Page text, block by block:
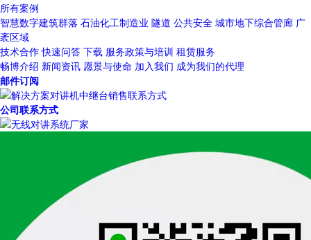
所有案例
智慧数字建筑群落 石油化工制造业 隧道 公共安全 城市地下综合管廊 广
袤区域
技术合作 快速问答 下载 服务政策与培训 租赁服务
畅博介绍 新闻资讯 愿景与使命 加入我们 成为我们的代理
邮件订阅
公司联系方式